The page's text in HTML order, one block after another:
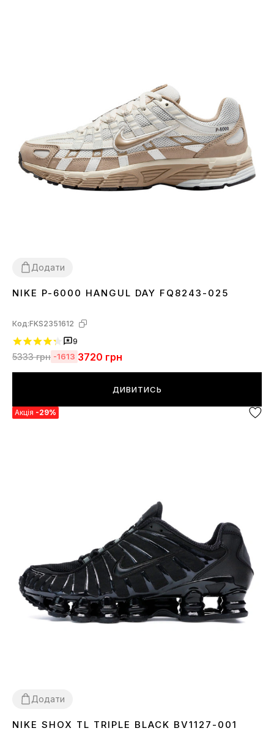
Додати
3637 38 3940 41 42434445
NIKE P-6000 HANGUL DAY FQ8243-025
Код:FKS2351612
9
5333грн -1613 3720 грн
ДИВИТИСЬ
Акція -29%
Додати
3637 38 3940 41 42 43444546
NIKE SHOX TL TRIPLE BLACK BV1127-001